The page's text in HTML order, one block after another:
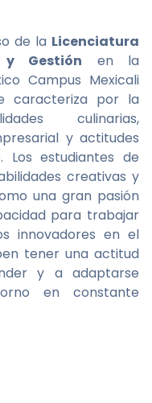
de la Licenciatura
Gestión en la
Campus Mexicali
caracteriza por la
culinarias,
y actitudes
Los estudiantes de
creativas y
una gran pasión
para trabajar
innovadores en el
tener una actitud
y a adaptarse
en constante